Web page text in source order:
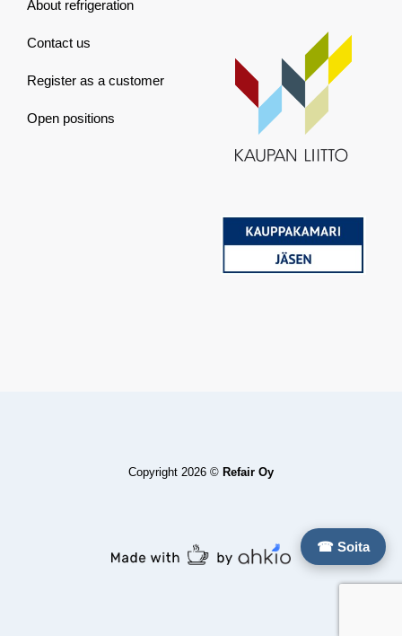
About refrigeration
Contact us
Register as a customer
Open positions
☎ Soita
Copyright 2026 © Refair Oy